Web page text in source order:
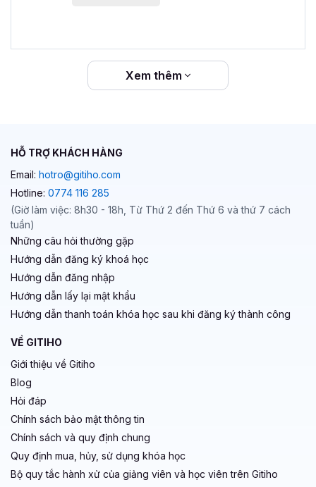
Xem thêm
HỖ TRỢ KHÁCH HÀNG
Email: hotro@gitiho.com
Hotline: 0774 116 285
(Giờ làm việc: 8h30 - 18h, Từ Thứ 2 đến Thứ 6 và thứ 7 cách
tuần)
Những câu hỏi thường gặp
Hướng dẫn đăng ký khoá học
Hướng dẫn đăng nhập
Hướng dẫn lấy lại mật khẩu
Hướng dẫn thanh toán khóa học sau khi đăng ký thành công
VỀ GITIHO
Giới thiệu về Gitiho
Blog
Hỏi đáp
Chính sách bảo mật thông tin
Chính sách và quy định chung
Quy định mua, hủy, sử dụng khóa học
Bộ quy tắc hành xử của giảng viên và học viên trên Gitiho